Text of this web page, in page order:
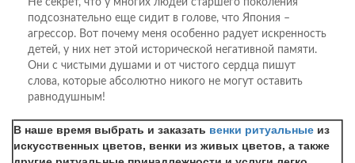
Не секрет, что у многих людей старшего поколения
подсознательно еще сидит в голове, что Япония –
агрессор. Вот почему меня особенно радует искренность
детей, у них нет этой исторической негативной памяти.
Они с чистыми душами и от чистого сердца пишут
слова, которые абсолютно никого не могут оставить
равнодушным!
В наше время выбрать и заказать венки ритуальные из
искусственных цветов, венки из живых цветов, а также